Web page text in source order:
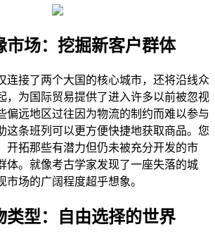
市场：挖掘新客户群体
连接了两个大国的核心城市，还将沿线众
，为国际贸易提供了进入许多以前被忽视
偏远地区过往因为物流的制约而难以参与
这条班列可以更方便快捷地获取商品。您
开拓那些有潜力但仍未被充分开发的市
体。就像考古学家发现了一座失落的城
市场的广阔程度超乎想象。
类型：自由选择的世界